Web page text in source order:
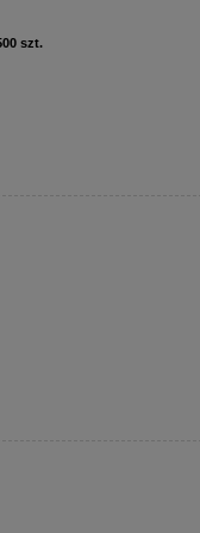
szt.